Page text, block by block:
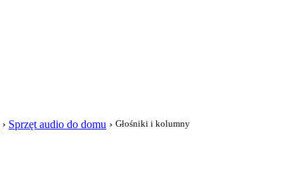
› Sprzęt audio do domu › Głośniki i kolumny